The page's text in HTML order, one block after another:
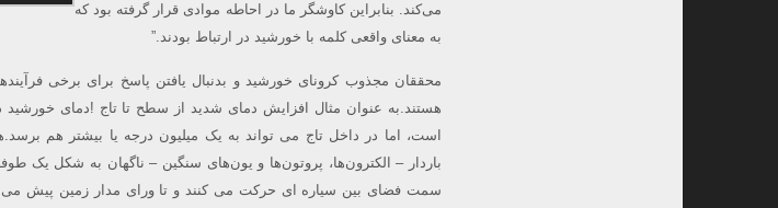
می‌کند. بنابراین کاوشگر ما در احاطه موادی قرار گرفته بود که
به معنای واقعی کلمه با خورشید در ارتباط بودند.”
محققان مجذوب کرونای خورشید و بدنبال یافتن پاسخ برای برخی
است، اما در داخل تاج می تواند به یک میلیون درجه یا بیشتر هم
باردار – الکترون‌ها، پروتون‌ها و یون‌های سنگین – ناگهان به شکل یک
سمت فضای بین سیاره ای حرکت می کنند و تا ورای مدار زمین پیش می